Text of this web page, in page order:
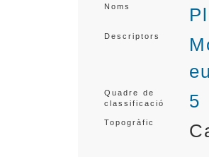
Noms
Descriptors
Quadre de
classificació
5
Topogràfic